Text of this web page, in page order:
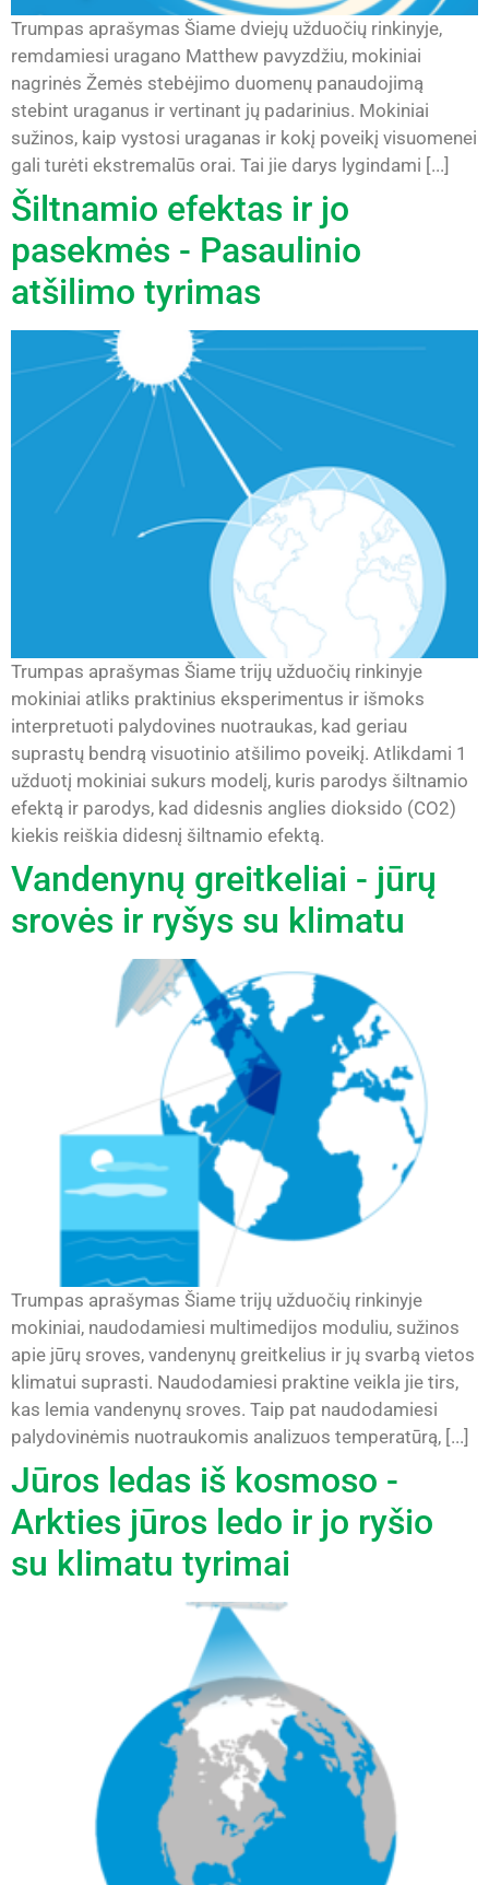
Trumpas aprašymas Šiame dviejų užduočių rinkinyje,
remdamiesi uragano Matthew pavyzdžiu, mokiniai
nagrinės Žemės stebėjimo duomenų panaudojimą
stebint uraganus ir vertinant jų padarinius. Mokiniai
sužinos, kaip vystosi uraganas ir kokį poveikį visuomenei
gali turėti ekstremalūs orai. Tai jie darys lygindami [...]
Šiltnamio efektas ir jo
pasekmės - Pasaulinio
atšilimo tyrimas
Trumpas aprašymas Šiame trijų užduočių rinkinyje
mokiniai atliks praktinius eksperimentus ir išmoks
interpretuoti palydovines nuotraukas, kad geriau
suprastų bendrą visuotinio atšilimo poveikį. Atlikdami 1
užduotį mokiniai sukurs modelį, kuris parodys šiltnamio
efektą ir parodys, kad didesnis anglies dioksido (CO2)
kiekis reiškia didesnį šiltnamio efektą.
Vandenynų greitkeliai - jūrų
srovės ir ryšys su klimatu
Trumpas aprašymas Šiame trijų užduočių rinkinyje
mokiniai, naudodamiesi multimedijos moduliu, sužinos
apie jūrų sroves, vandenynų greitkelius ir jų svarbą vietos
klimatui suprasti. Naudodamiesi praktine veikla jie tirs,
kas lemia vandenynų sroves. Taip pat naudodamiesi
palydovinėmis nuotraukomis analizuos temperatūrą, [...]
Jūros ledas iš kosmoso -
Arkties jūros ledo ir jo ryšio
su klimatu tyrimai